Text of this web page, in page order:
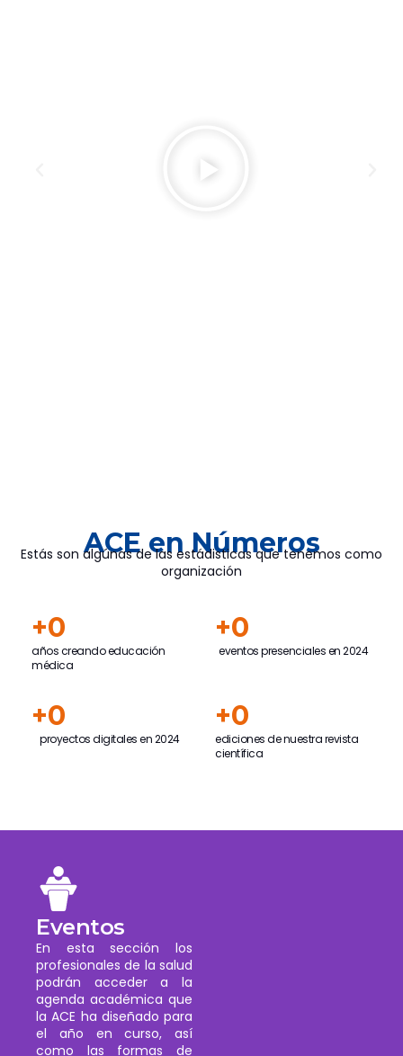
ACE en Números
Estás son algúnas de las estádisticas que tenemos como
organización
años creando educación
médica
+0
eventos presenciales en 2024
+0
proyectos digitales en 2024
+0
ediciones de nuestra revista
científica
+0
Eventos
En esta sección los
profesionales de la salud
podrán acceder a la
agenda académica que
la ACE ha diseñado para
el año en curso, así
como las formas de